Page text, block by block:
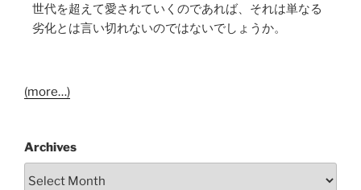
世代を超えて愛されていくのであれば、それは単なる
劣化とは言い切れないのではないでしょうか。
(more…)
Archives